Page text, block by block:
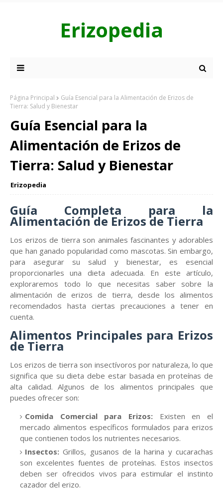
Erizopedia
Página Principal
Guía Esencial para la Alimentación de Erizos de
Tierra: Salud y Bienestar
Guía Esencial para la
Alimentación de Erizos de
Tierra: Salud y Bienestar
Erizopedia
Guía Completa para la
Alimentación de Erizos de Tierra
Los erizos de tierra son animales fascinantes y adorables
que han ganado popularidad como mascotas. Sin embargo,
para asegurar su salud y bienestar, es esencial
proporcionarles una dieta adecuada. En este artículo,
exploraremos todo lo que necesitas saber sobre la
alimentación de erizos de tierra, desde los alimentos
recomendados hasta ciertas precauciones a tener en
cuenta.
Alimentos Principales para Erizos
de Tierra
Los erizos de tierra son insectívoros por naturaleza, lo que
significa que su dieta debe estar basada en proteínas de
alta calidad. Algunos de los alimentos principales que
puedes ofrecer son:
Comida Comercial para Erizos: Existen en el
mercado alimentos específicos formulados para erizos
que contienen todos los nutrientes necesarios.
Insectos: Grillos, gusanos de la harina y cucarachas
son excelentes fuentes de proteínas. Estos insectos
deben ser ofrecidos vivos para estimular el instinto
cazador del erizo.